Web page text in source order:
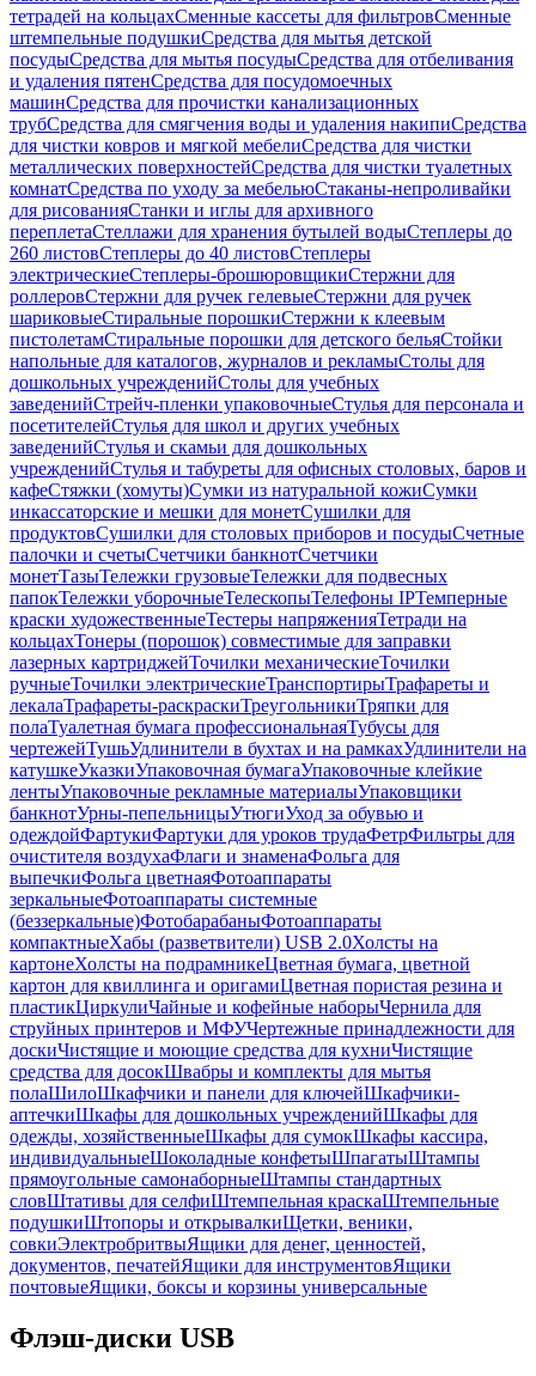
тетрадей на кольцахСменные кассеты для фильтровСменные
штемпельные подушкиСредства для мытья детской
посудыСредства для мытья посудыСредства для отбеливания
и удаления пятенСредства для посудомоечных
машинСредства для прочистки канализационных
трубСредства для смягчения воды и удаления накипиСредства
для чистки ковров и мягкой мебелиСредства для чистки
металлических поверхностейСредства для чистки туалетных
комнатСредства по уходу за мебельюСтаканы-непроливайки
для рисованияСтанки и иглы для архивного
переплетаСтеллажи для хранения бутылей водыСтеплеры до
260 листовСтеплеры до 40 листовСтеплеры
электрическиеСтеплеры-брошюровщикиСтержни для
роллеровСтержни для ручек гелевыеСтержни для ручек
шариковыеСтиральные порошкиСтержни к клеевым
пистолетамСтиральные порошки для детского бельяСтойки
напольные для каталогов, журналов и рекламыСтолы для
дошкольных учрежденийСтолы для учебных
заведенийСтрейч-пленки упаковочныеСтулья для персонала и
посетителейСтулья для школ и других учебных
заведенийСтулья и скамьи для дошкольных
учрежденийСтулья и табуреты для офисных столовых, баров и
кафеСтяжки (хомуты)Сумки из натуральной кожиСумки
инкассаторские и мешки для монетСушилки для
продуктовСушилки для столовых приборов и посудыСчетные
палочки и счетыСчетчики банкнотСчетчики
монетТазыТележки грузовыеТележки для подвесных
папокТележки уборочныеТелескопыТелефоны IPТемперные
краски художественныеТестеры напряженияТетради на
кольцахТонеры (порошок) совместимые для заправки
лазерных картриджейТочилки механическиеТочилки
ручныеТочилки электрическиеТранспортирыТрафареты и
лекалаТрафареты-раскраскиТреугольникиТряпки для
полаТуалетная бумага профессиональнаяТубусы для
чертежейТушьУдлинители в бухтах и на рамкахУдлинители на
катушкеУказкиУпаковочная бумагаУпаковочные клейкие
лентыУпаковочные рекламные материалыУпаковщики
банкнотУрны-пепельницыУтюгиУход за обувью и
одеждойФартукиФартуки для уроков трудаФетрФильтры для
очистителя воздухаФлаги и знаменаФольга для
выпечкиФольга цветнаяФотоаппараты
зеркальныеФотоаппараты системные
(беззеркальные)ФотобарабаныФотоаппараты
компактныеХабы (разветвители) USB 2.0Холсты на
картонеХолсты на подрамникеЦветная бумага, цветной
картон для квиллинга и оригамиЦветная пористая резина и
пластикЦиркулиЧайные и кофейные наборыЧернила для
струйных принтеров и МФУЧертежные принадлежности для
доскиЧистящие и моющие средства для кухниЧистящие
средства для досокШвабры и комплекты для мытья
полаШилоШкафчики и панели для ключейШкафчики-
аптечкиШкафы для дошкольных учрежденийШкафы для
одежды, хозяйственныеШкафы для сумокШкафы кассира,
индивидуальныеШоколадные конфетыШпагатыШтампы
прямоугольные самонаборныеШтампы стандартных
словШтативы для селфиШтемпельная краскаШтемпельные
подушкиШтопоры и открывалкиЩетки, веники,
совкиЭлектробритвыЯщики для денег, ценностей,
документов, печатейЯщики для инструментовЯщики
почтовыеЯщики, боксы и корзины универсальные
Флэш-диски USB